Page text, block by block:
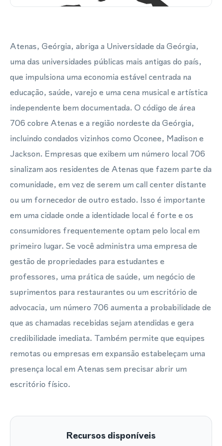
Atenas, Geórgia, abriga a Universidade da Geórgia,
uma das universidades públicas mais antigas do país,
que impulsiona uma economia estável centrada na
educação, saúde, varejo e uma cena musical e artística
independente bem documentada. O código de área
706 cobre Atenas e a região nordeste da Geórgia,
incluindo condados vizinhos como Oconee, Madison e
Jackson. Empresas que exibem um número local 706
sinalizam aos residentes de Atenas que fazem parte da
comunidade, em vez de serem um call center distante
ou um fornecedor de outro estado. Isso é importante
em uma cidade onde a identidade local é forte e os
consumidores frequentemente optam pelo local em
primeiro lugar. Se você administra uma empresa de
gestão de propriedades para estudantes e
professores, uma prática de saúde, um negócio de
suprimentos para restaurantes ou um escritório de
advocacia, um número 706 aumenta a probabilidade de
que as chamadas recebidas sejam atendidas e gera
credibilidade imediata. Também permite que equipes
remotas ou empresas em expansão estabeleçam uma
presença local em Atenas sem precisar abrir um
escritório físico.
Recursos disponíveis